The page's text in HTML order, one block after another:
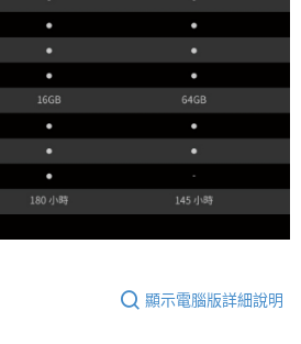
顯示電腦版詳細說明